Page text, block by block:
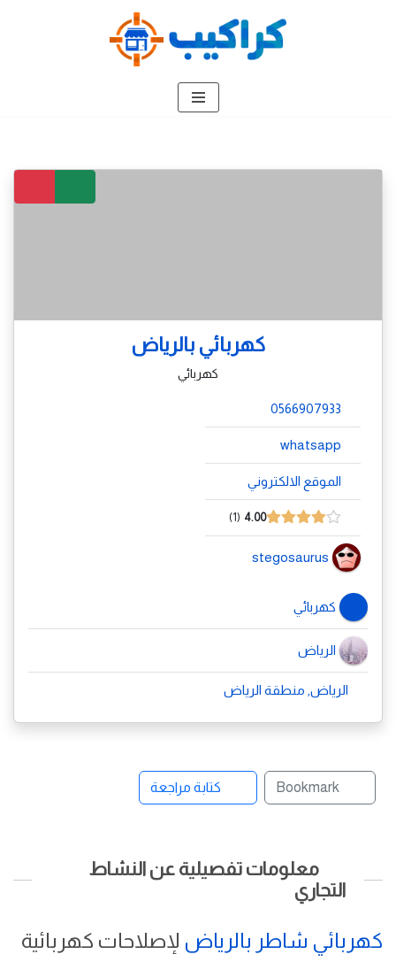
كهربائي بالرياض
كهربائي
0566907933
whatsapp
الموقع الالكتروني
4.00
1
stegosaurus
كهربائي
الرياض
الرياض, منطقة الرياض
Bookmark كتابة مراجعة
معلومات تفصيلية عن النشاط
التجاري
كهربائي شاطر بالرياض لإصلاحات كهربائية